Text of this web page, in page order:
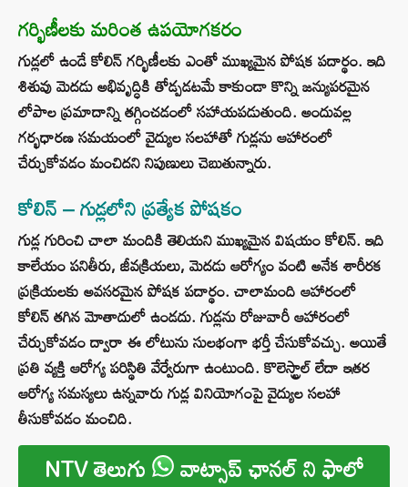
గర్భిణీలకు మరింత ఉపయోగకరం
గుడ్లలో ఉండే కోలిన్ గర్భిణీలకు ఎంతో ముఖ్యమైన పోషక పదార్థం. ఇది
శిశువు మెదడు అభివృద్ధికి తోడ్పడటమే కాకుండా కొన్ని జన్యుపరమైన
లోపాల ప్రమాదాన్ని తగ్గించడంలో సహాయపడుతుంది. అందువల్ల
గర్భధారణ సమయంలో వైద్యుల సలహాతో గుడ్లను ఆహారంలో
చేర్చుకోవడం మంచిదని నిపుణులు చెబుతున్నారు.
కోలిన్‌ – గుడ్లలోని ప్రత్యేక పోషకం
గుడ్ల గురించి చాలా మందికి తెలియని ముఖ్యమైన విషయం కోలిన్. ఇది
కాలేయం పనితీరు, జీవక్రియలు, మెదడు ఆరోగ్యం వంటి అనేక శారీరక
ప్రక్రియలకు అవసరమైన పోషక పదార్థం. చాలామంది ఆహారంలో
కోలిన్ తగిన మోతాదులో ఉండదు. గుడ్లను రోజువారీ ఆహారంలో
చేర్చుకోవడం ద్వారా ఈ లోటును సులభంగా భర్తీ చేసుకోవచ్చు. అయితే
ప్రతి వ్యక్తి ఆరోగ్య పరిస్థితి వేర్వేరుగా ఉంటుంది. కొలెస్ట్రాల్ లేదా ఇతర
ఆరోగ్య సమస్యలు ఉన్నవారు గుడ్ల వినియోగంపై వైద్యుల సలహా
తీసుకోవడం మంచిది.
NTV తెలుగు వాట్సాప్ ఛానల్ ని ఫాలో